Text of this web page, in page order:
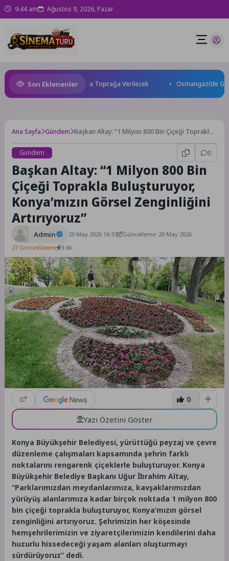
9:44 am Ağustos 9, 2026, Pazar
Son Eklenenler
Kuzey Makedonya’da Toprağa Verilecek Osmangazi’de
Ana Sayfa Gündem Başkan Altay: “1 Milyon 800 Bin Çiçeği Toprakla
Gündem 0
Başkan Altay: “1 Milyon 800 Bin
Çiçeği Toprakla Buluşturuyor,
Konya’mızın Görsel Zenginliğini
Artırıyoruz”
Admin 20 May 2026 16:33
Güncelleme: 20 May 2026
27 Görüntüleme 3 dk.
0
Yazı Özetini Göster
Konya Büyükşehir Belediyesi, yürüttüğü peyzaj ve çevre
düzenleme çalışmaları kapsamında şehrin farklı
noktalarını rengarenk çiçeklerle buluşturuyor. Konya
Büyükşehir Belediye Başkanı Uğur İbrahim Altay,
“Parklarımızdan meydanlarımıza, kavşaklarımızdan
yürüyüş alanlarımıza kadar birçok noktada 1 milyon 800
bin çiçeği toprakla buluşturuyor, Konya’mızın görsel
zenginliğini artırıyoruz. Şehrimizin her köşesinde
hemşehrilerimizin ve ziyaretçilerimizin kendilerini daha
huzurlu hissedeceği yaşam alanları oluşturmayı
sürdürüyoruz” dedi.